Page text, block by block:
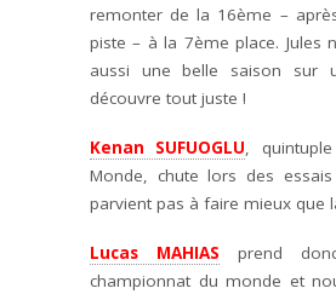
remonter de la 16ème –
piste – à la 7ème place. Jules
aussi une belle saison sur
découvre tout juste !
Kenan SUFUOGLU,
Monde, chute lors des
parvient pas à faire mieux que
Lucas MAHIAS prend
championnat du monde et